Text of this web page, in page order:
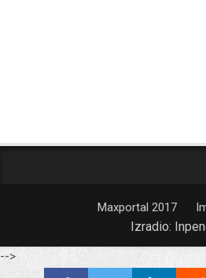
Maxportal 2017
Izradio:
-->